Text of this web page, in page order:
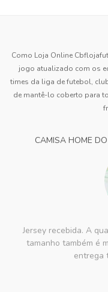
Como Loja Online
jogo atualizado com os
times da liga de futebol,
de mantê-lo coberto para
CAMISA HOME
Jersey recebida. A
tamanho também é
entrega